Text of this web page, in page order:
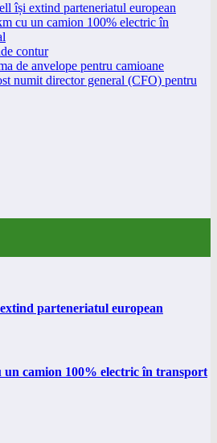
își extind parteneriatul european
cu un camion 100% electric în
contur
de anvelope pentru camioane
numit director general (CFO) pentru
parteneriatul european
un camion 100% electric în transport